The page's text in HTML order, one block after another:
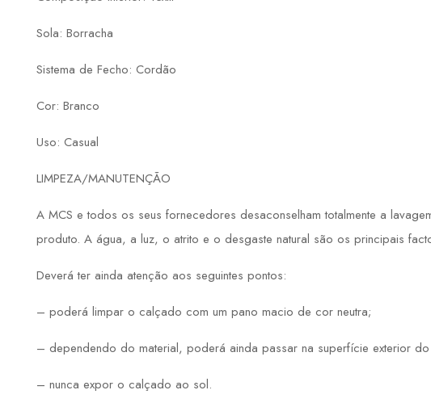
Sola: Borracha
Sistema de Fecho: Cordão
Cor: Branco
Uso: Casual
LIMPEZA/MANUTENÇÃO
A MCS e todos os seus fornecedores desaconselham totalmente a
produto. A água, a luz, o atrito e o desgaste natural são os principais
Deverá ter ainda atenção aos seguintes pontos:
– poderá limpar o calçado com um pano macio de cor neutra;
– dependendo do material, poderá ainda passar na superfície exterior
– nunca expor o calçado ao sol.